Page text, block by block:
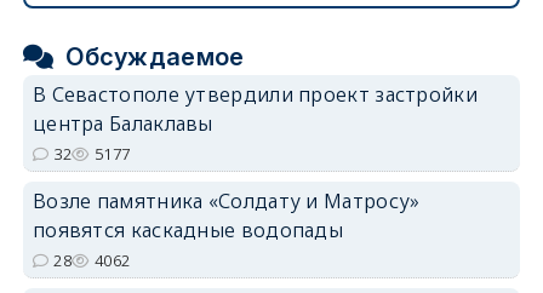
Обсуждаемое
В Севастополе утвердили проект застройки
центра Балаклавы
32 5177
Возле памятника «Солдату и Матросу»
появятся каскадные водопады
28 4062